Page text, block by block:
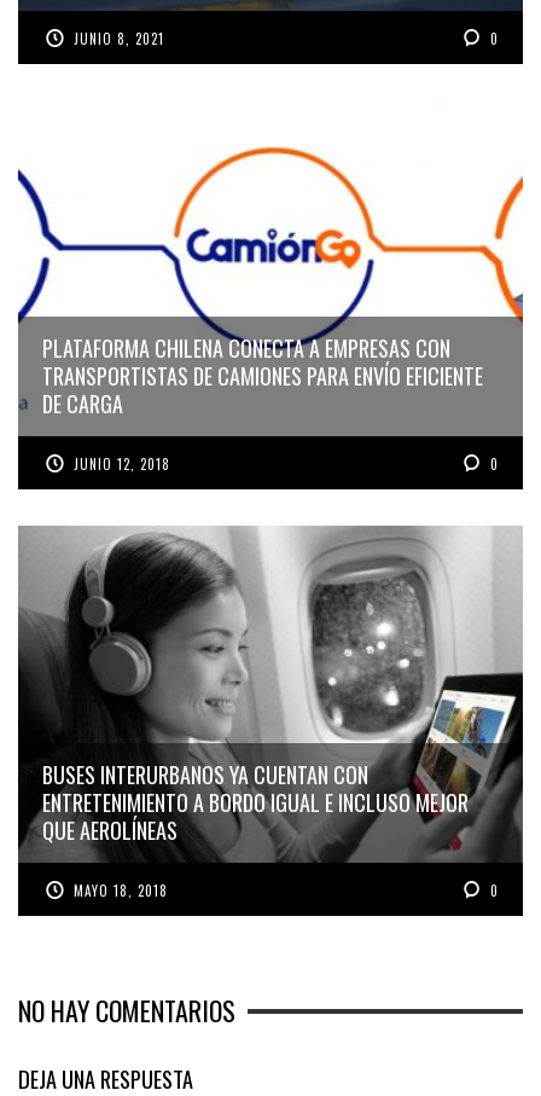
JUNIO 8, 2021 0
PLATAFORMA CHILENA CONECTA A EMPRESAS CON
TRANSPORTISTAS DE CAMIONES PARA ENVÍO EFICIENTE
DE CARGA
JUNIO 12, 2018 0
BUSES INTERURBANOS YA CUENTAN CON
ENTRETENIMIENTO A BORDO IGUAL E INCLUSO MEJOR
QUE AEROLÍNEAS
MAYO 18, 2018 0
NO HAY COMENTARIOS
DEJA UNA RESPUESTA